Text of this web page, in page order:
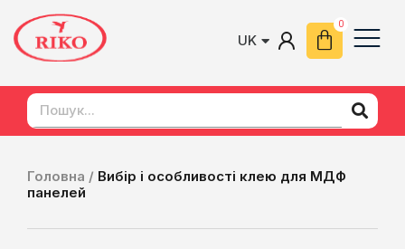
UK
EN
Головна / Вибір і особливості клею для МДФ
панелей